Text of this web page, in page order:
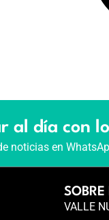
al día con
noticias en
VALLE